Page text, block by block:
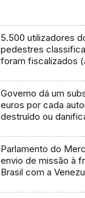
5.500 utilizadores
pedestres
foram fiscalizados
Governo dá um
euros por cada
destruído ou
Parlamento do
envio de missão à
Brasil com a